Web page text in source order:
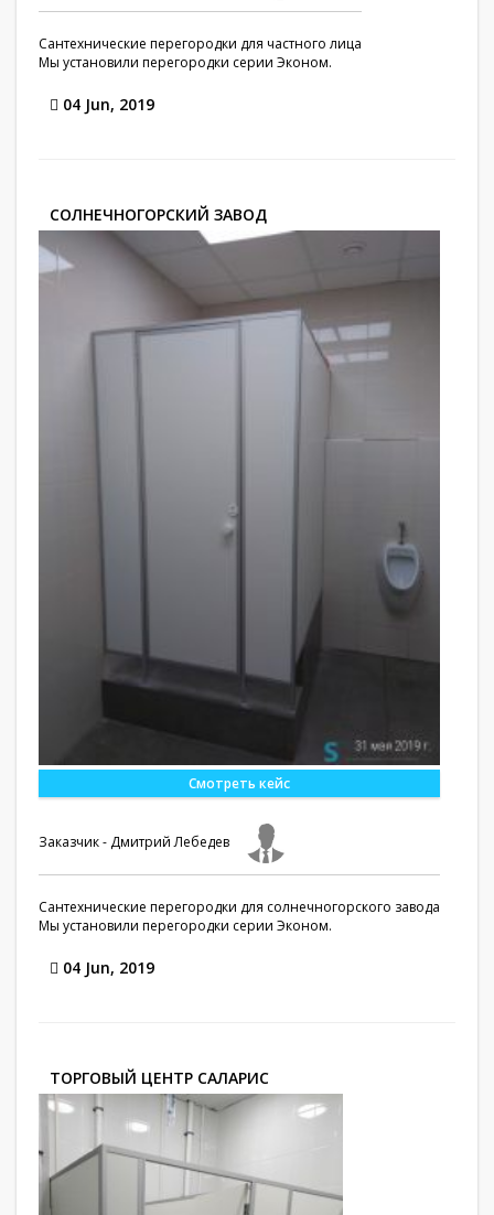
Сантехнические перегородки для частного лица
Мы установили перегородки серии Эконом.
04 Jun, 2019
СОЛНЕЧНОГОРСКИЙ ЗАВОД
Смотреть кейс
Заказчик - Дмитрий Лебедев
Сантехнические перегородки для солнечногорского завода
Мы установили перегородки серии Эконом.
04 Jun, 2019
ТОРГОВЫЙ ЦЕНТР САЛАРИС